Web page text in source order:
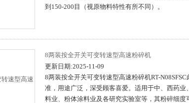
到150-200目（视原物料特性有所不同）。
8两装按全开关可变转速型高速粉碎机
更新日期:2025-11-09
8两装按全开关可变转速型高速粉碎机RT-
准，用途广泛，深受顾客喜爱。适用于中、西药
料业、粉体涂料业及各研究实验室等，其粉碎细